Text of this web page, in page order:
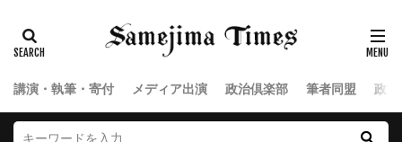
講演・執筆・寄付 メディア出演 政治倶楽部 筆者同盟 政